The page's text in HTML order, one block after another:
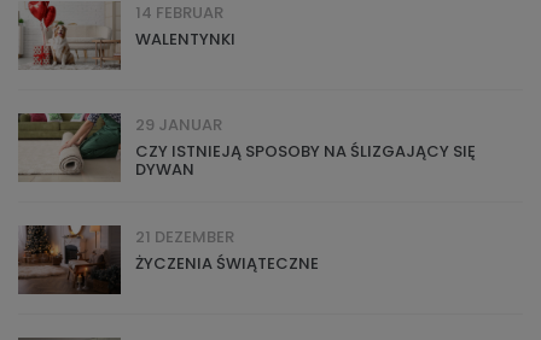
14 FEBRUAR
WALENTYNKI
29 JANUAR
CZY ISTNIEJĄ SPOSOBY NA ŚLIZGAJĄCY SIĘ
DYWAN
21 DEZEMBER
ŻYCZENIA ŚWIĄTECZNE